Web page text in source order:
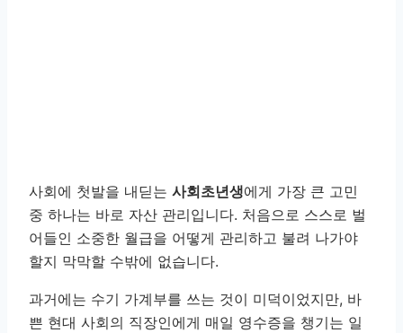
사회에 첫발을 내딛는 사회초년생에게 가장 큰 고민
중 하나는 바로 자산 관리입니다. 처음으로 스스로 벌
어들인 소중한 월급을 어떻게 관리하고 불려 나가야
할지 막막할 수밖에 없습니다.
과거에는 수기 가계부를 쓰는 것이 미덕이었지만, 바
쁜 현대 사회의 직장인에게 매일 영수증을 챙기는 일